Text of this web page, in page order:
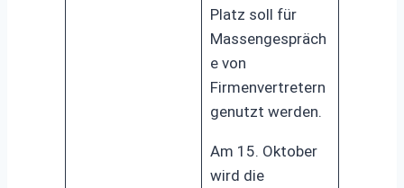
Platz soll für
Massengespräch
e von
Firmenvertretern
genutzt werden.
Am 15. Oktober
wird die